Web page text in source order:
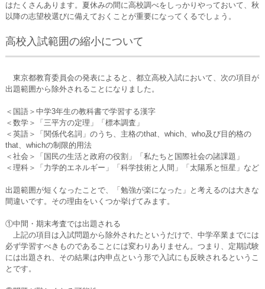
はたくさんあります。夏休みの間に高校調べをしっかりやっておいて、秋
以降の志望校選びに備えておくことが重要になってくるでしょう。
高校入試範囲の縮小について
東京都教育委員会の発表によると、都立高校入試において、次の項目が
出題範囲から除外されることになりました。
＜国語＞中学3年生の教科書で学習する漢字
＜数学＞「三平方の定理」「標本調査」
＜英語＞「関係代名詞」のうち、主格のthat、which、who及び目的格の
that、whichの制限的用法
＜社会＞「国民の生活と政府の役割」「私たちと国際社会の諸課題」
＜理科＞「力学的エネルギー」「科学技術と人間」「太陽系と恒星」など
出題範囲が短くなったことで、「勉強が楽になった」と考えるのは大きな
間違いです。その理由をいくつか挙げてみます。
①中間・期末考査では出題される
上記の項目は入試問題から除外されたというだけで、中学卒業までには
必ず学習すべきものであることには変わりありません。つまり、定期試験
には出題され、その結果は内申点という形で入試にも反映されるというこ
とです。